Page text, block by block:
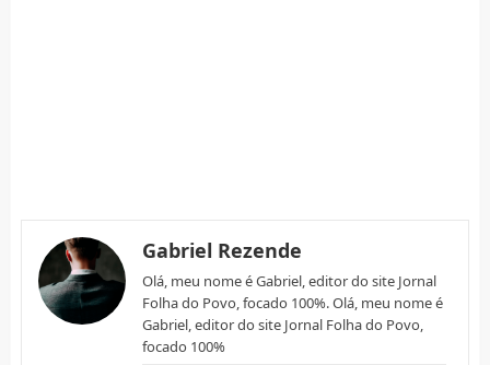
Gabriel Rezende
Olá, meu nome é Gabriel, editor do site Jornal
Folha do Povo, focado 100%. Olá, meu nome é
Gabriel, editor do site Jornal Folha do Povo,
focado 100%